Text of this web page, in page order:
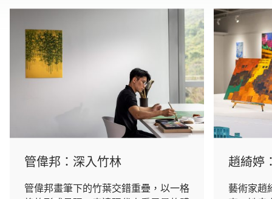
管偉邦：深入竹林
管偉邦畫筆下的竹葉交錯重疊，以一格
趙綺婷
藝術家趙